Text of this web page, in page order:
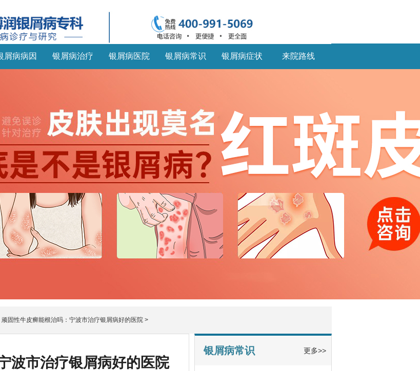
屑病病因 银屑病治疗 银屑病医院 银屑病常识 银屑病症状 来院路线
顽固性牛皮癣能根治吗：宁波市治疗银屑病好的医院 >
波市治疗银屑病好的医院
银屑病常识 更多>>
银屑病这一复杂的皮肤病，
常常让患者们... [详细]